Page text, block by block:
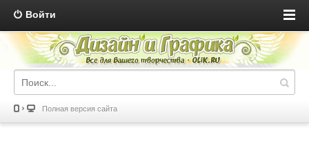
Войти
Полная версия сайта